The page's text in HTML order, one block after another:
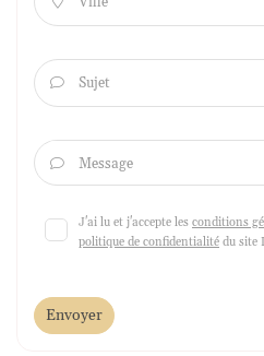
 Sujet
 Message
J'ai lu et j'accepte les conditions
politique de confidentialité du site
Envoyer